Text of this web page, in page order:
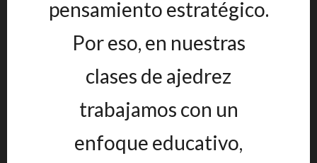
pensamiento estratégico.
Por eso, en nuestras
clases de ajedrez
trabajamos con un
enfoque educativo,